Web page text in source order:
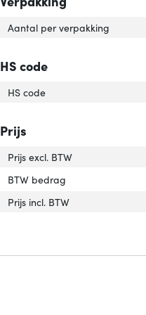
Aantal per verpakking
HS code
HS code
Prijs
Prijs excl. BTW
BTW bedrag
Prijs incl. BTW